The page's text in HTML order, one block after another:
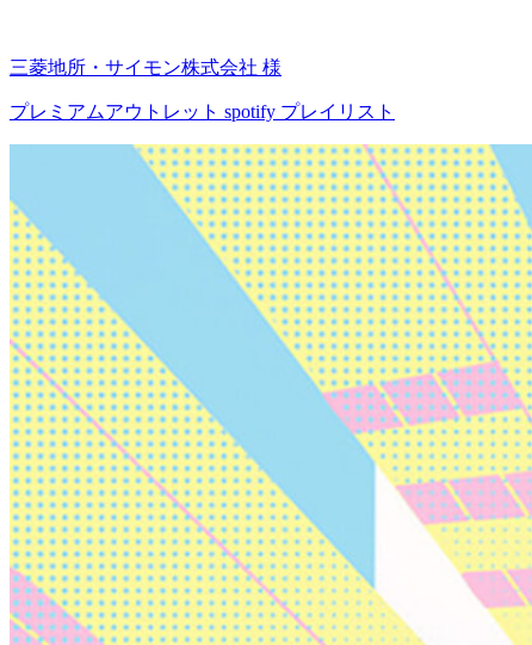
三菱地所・サイモン株式会社 様
プレミアムアウトレット spotify プレイリスト